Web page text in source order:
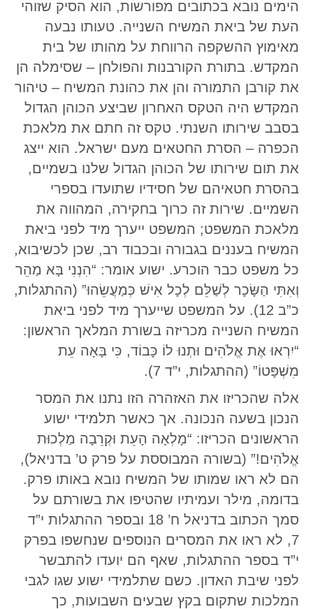
הימים נובא בכתובים מפורשות, הוא הסיק שזוהי
העת של ביאת המשיח השנייה. טעותו נבעה
מאימוץ ההשקפה הרווחת על מהותו של בית
המקדש. בתורת הקורבנות והפולחן – שסימלה הן
את קורבן התמורה והן את כהונת המשיח – טיהור
המקדש היה הטקס האחרון שביצע הכוהן הגדול
בסבב שירותו השנתי. טקס זה חתם את מלאכת
הכפרה – הסרת החטאים מעם ישראל. הוא ייצג
את תום שירותו של הכוהן הגדול שלנו בשמיים,
בהסרת חטאיהם של חסידיו שתועדו בספרי
השמיים. שירות זה כרוך בחקירה, המהווה את
מלאכת המשפט; המשפט ייערך מיד לפני ביאת
המשיח בעננים בגבורה ובכבוד רב, שכן לכשיבוא,
כל משפט כבר הוכרע. ישוע אומר: “הִנְנִי בָּא מַהֵר
וְאִתִּי הַשָּׂכָר לְשַׁלֵּם לְכָל אִישׁ כְּמַעֲשֵׂהוּ” (ההתגלות,
כ”ב 12). על המשפט שייערך מיד לפני ביאת
המשיח השנייה מכריזה בשורת המלאך הראשון:
“יִרְאוּ אֶת אֱלֹהִים וּתְנוּ לוֹ כָּבוֹד, כִּי בָּאָה עֵת
מִשְׁפָּטוֹ” (ההתגלות, י”ד 7).
אלה שהכריזו את האזהרה הזו נתנו את המסר
הנכון בשעה הנכונה. אך כאשר תלמידי ישוע
הראשונים הכריזו: “מָלְאָה הָעֵת וּקְרֵבָה מַלְכוּת
אֱלֹהִים!” (בשורה המבוססת על פרק ט’ בדניאל),
הם לא ראו שמותו של המשיח נובא באותו פרק.
בדומה, מילר ועמיתיו שהטיפו את בשורתם על
סמך הכתוב בדניאל ח’ 18 ובספר ההתגלות י”ד
7, לא ראו את המסרים הנוספים שנחשפו בפרק
י”ד בספר ההתגלות, שאף הם יועדו להתבשר
לפני שיבת האדון. כשם שתלמידי ישוע שגו לגבי
המלכות שתקום בקץ שבעים השבועות, כך